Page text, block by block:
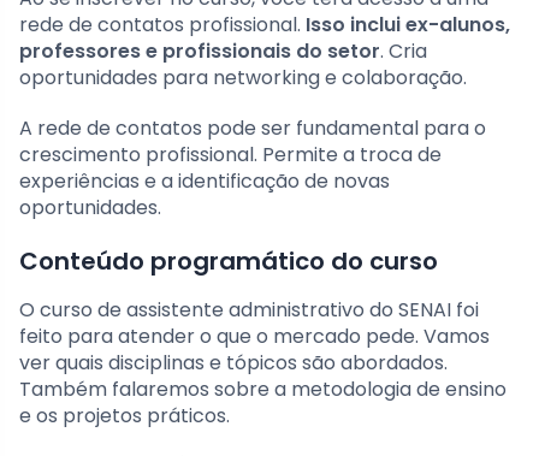
rede de contatos profissional. Isso inclui ex-alunos,
professores e profissionais do setor. Cria
oportunidades para networking e colaboração.
A rede de contatos pode ser fundamental para o
crescimento profissional. Permite a troca de
experiências e a identificação de novas
oportunidades.
Conteúdo programático do curso
O curso de assistente administrativo do SENAI foi
feito para atender o que o mercado pede. Vamos
ver quais disciplinas e tópicos são abordados.
Também falaremos sobre a metodologia de ensino
e os projetos práticos.